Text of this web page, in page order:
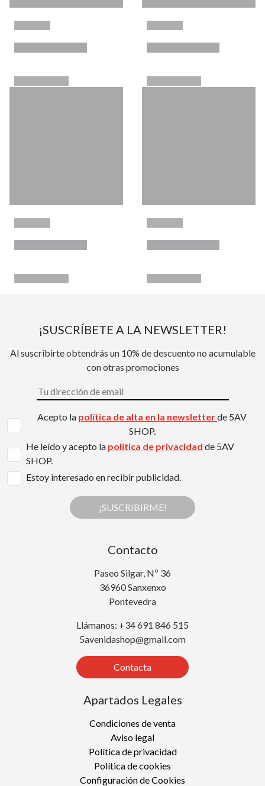
¡SUSCRÍBETE A LA NEWSLETTER!
Al suscribirte obtendrás un 10% de descuento no acumulable
con otras promociones
Acepto la política de alta en la newsletterde 5AV
SHOP.
He leído y acepto la política de privacidad de 5AV
SHOP.
Estoy interesado en recibir publicidad.
¡SUSCRIBIRME!
Contacto
Paseo Silgar, Nº 36
36960 Sanxenxo
Pontevedra
Llámanos: +34 691 846 515
5avenidashop@gmail.com
Contacta
Apartados Legales
Condiciones de venta
Aviso legal
Política de privacidad
Política de cookies
Configuración de Cookies